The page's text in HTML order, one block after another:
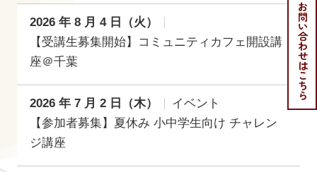
お問い合わせはこちら
2026 年 8 月 4 日（火）
【受講生募集開始】コミュニティカフェ開設講
座＠千葉
2026 年 7 月 2 日（木）
イベント
【参加者募集】夏休み 小中学生向け チャレン
ジ講座